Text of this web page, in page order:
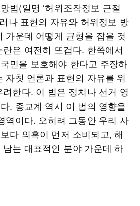
법(일명 ‘허위조작정보 근절
나 표현의 자유와 허위정보 방
가운데 어떻게 균형을 잡을 것
은 여전히 뜨겁다. 한쪽에서
민을 보호해야 한다고 주장하
자칫 언론과 표현의 자유를 위
한다. 이 법은 정치나 선거 영
. 종교계 역시 이 법의 영향을
역이다. 오히려 그동안 우리 사
다 의혹이 먼저 소비되고, 해
는 대표적인 분야 가운데 하